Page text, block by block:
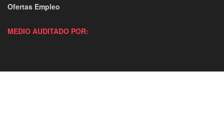
Ofertas Empleo
MEDIO AUDITADO POR: